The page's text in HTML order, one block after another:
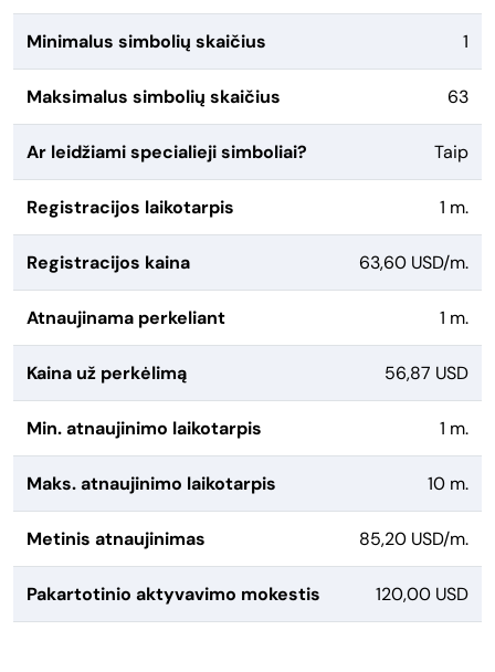
Minimalus simbolių skaičius 1
Maksimalus simbolių skaičius 63
Ar leidžiami specialieji simboliai? Taip
Registracijos laikotarpis 1 m.
Registracijos kaina 63,60 USD/m.
Atnaujinama perkeliant 1 m.
Kaina už perkėlimą 56,87 USD
Min. atnaujinimo laikotarpis 1 m.
Maks. atnaujinimo laikotarpis 10 m.
Metinis atnaujinimas 85,20 USD/m.
Pakartotinio aktyvavimo mokestis 120,00 USD